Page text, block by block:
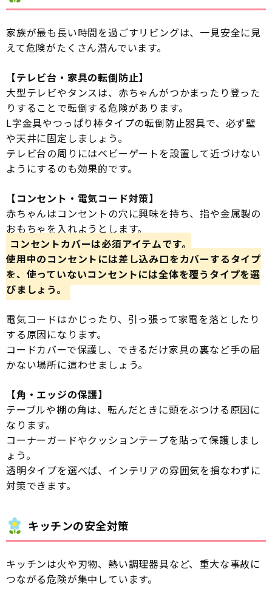
家族が最も長い時間を過ごすリビングは、一見安全に見
えて危険がたくさん潜んでいます。
【テレビ台・家具の転倒防止】
大型テレビやタンスは、赤ちゃんがつかまったり登った
りすることで転倒する危険があります。
L字金具やつっぱり棒タイプの転倒防止器具で、必ず壁
や天井に固定しましょう。
テレビ台の周りにはベビーゲートを設置して近づけない
ようにするのも効果的です。
【コンセント・電気コード対策】
赤ちゃんはコンセントの穴に興味を持ち、指や金属製の
おもちゃを入れようとします。
コンセントカバーは必須アイテムです。
使用中のコンセントには差し込み口をカバーするタイプ
を、使っていないコンセントには全体を覆うタイプを選
びましょう。
電気コードはかじったり、引っ張って家電を落としたり
する原因になります。
コードカバーで保護し、できるだけ家具の裏など手の届
かない場所に這わせましょう。
【角・エッジの保護】
テーブルや棚の角は、転んだときに頭をぶつける原因に
なります。
コーナーガードやクッションテープを貼って保護しまし
ょう。
透明タイプを選べば、インテリアの雰囲気を損なわずに
対策できます。
キッチンの安全対策
キッチンは火や刃物、熱い調理器具など、重大な事故に
つながる危険が集中しています。